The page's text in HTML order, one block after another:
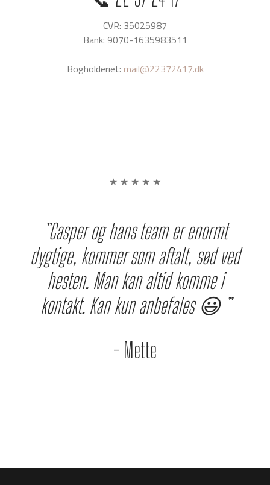
CVR: 35025987
Bank: 9070-1635983511
Bogholderiet: mail@22372417.dk
★ ★ ★ ★ ★
”Casper og hans team er enormt
dygtige, kommer som aftalt, sød ved
hesten. Man kan altid komme i
kontakt. Kan kun anbefales 😃 ”
- Mette